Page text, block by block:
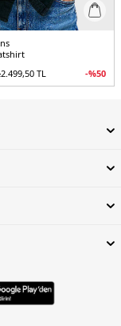
2.499,50 TL -%50